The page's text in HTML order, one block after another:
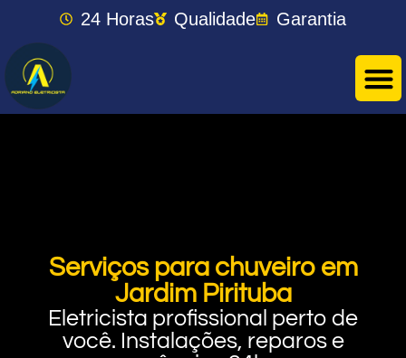
24 Horas Qualidade Garantia
Serviços para chuveiro em
Jardim Pirituba
Eletricista profissional perto de
você. Instalações, reparos e